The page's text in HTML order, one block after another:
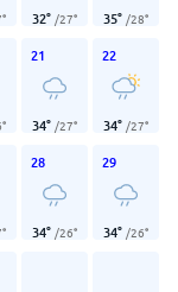
° 32° /27° 35° /28°
°
21
34° /27°
22
34° /27°
°
28
34° /26°
29
34° /26°